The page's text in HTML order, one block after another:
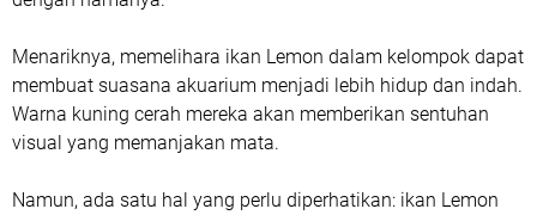
Menariknya, memelihara ikan Lemon dalam kelompok dapat
membuat suasana akuarium menjadi lebih hidup dan indah.
Warna kuning cerah mereka akan memberikan sentuhan
visual yang memanjakan mata.
Namun, ada satu hal yang perlu diperhatikan: ikan Lemon